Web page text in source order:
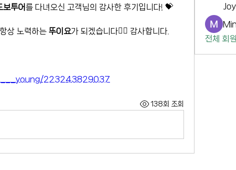
보투어 를 다녀오신 고객님의 감사한 후기입니다! 💝
상 노력하는 뚜이요가 되겠습니다🙇‍♀️ 감사합니다.
223243829037
138회 조회
전체 회